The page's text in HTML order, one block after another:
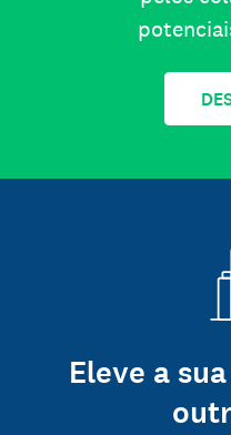
Eleve a